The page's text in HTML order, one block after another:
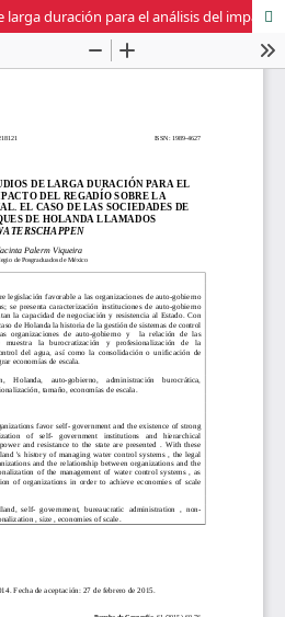
La utilidad de estudios de larga duración para el análisis del impacto del regadío sobre la organización social. El caso de las sociedades de drenaje y diques de Holanda llamados waterschappen